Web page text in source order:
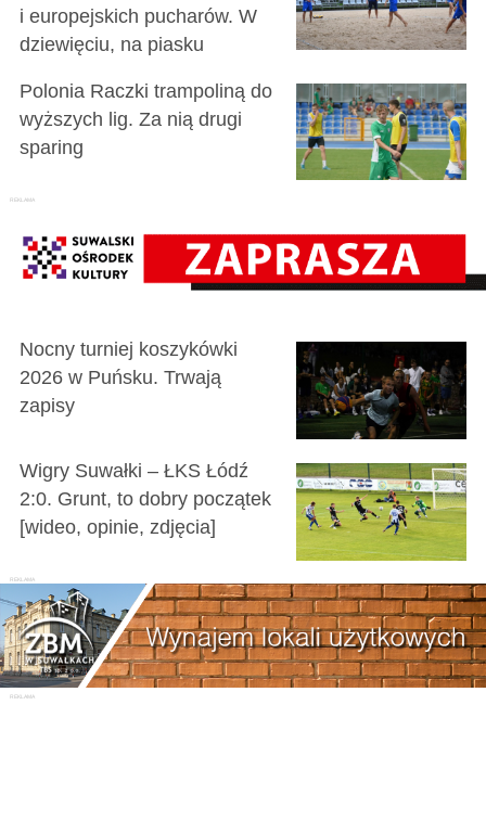
i europejskich pucharów. W
dziewięciu, na piasku
Polonia Raczki trampoliną do
wyższych lig. Za nią drugi
sparing
Nocny turniej koszykówki
2026 w Puńsku. Trwają
zapisy
Wigry Suwałki – ŁKS Łódź
2:0. Grunt, to dobry początek
[wideo, opinie, zdjęcia]